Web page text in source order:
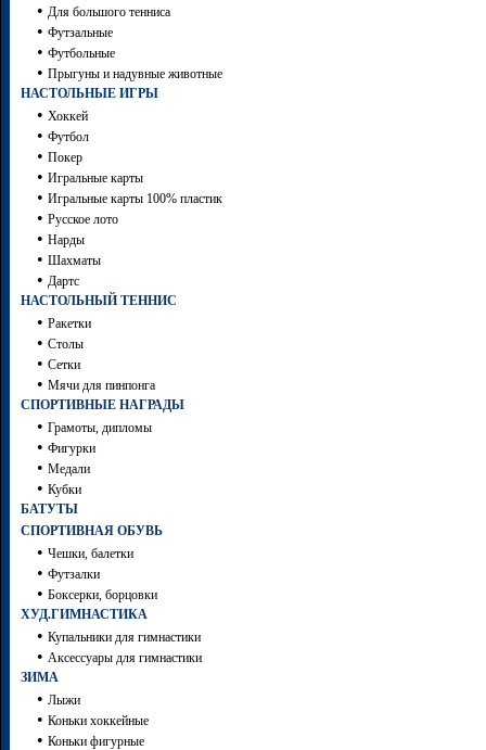
• Для большого тенниса
• Футзальные
• Футбольные
• Прыгуны и надувные животные
НАСТОЛЬНЫЕ ИГРЫ
• Хоккей
• Футбол
• Покер
• Игральные карты
• Игральные карты 100% пластик
• Русское лото
• Нарды
• Шахматы
• Дартc
НАСТОЛЬНЫЙ ТЕННИС
• Ракетки
• Столы
• Сетки
• Мячи для пинпонга
СПОРТИВНЫЕ НАГРАДЫ
• Грамоты, дипломы
• Фигурки
• Медали
• Кубки
БАТУТЫ
СПОРТИВНАЯ ОБУВЬ
• Чешки, балетки
• Футзалки
• Боксерки, борцовки
ХУД.ГИМНАСТИКА
• Купальники для гимнастики
• Аксессуары для гимнастики
ЗИМА
• Лыжи
• Коньки хоккейные
• Коньки фигурные